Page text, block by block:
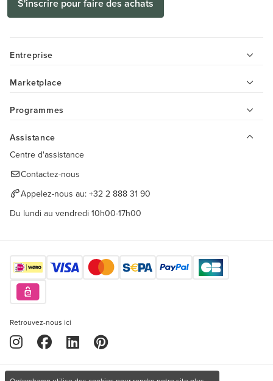
S'inscrire pour faire des achats
Entreprise
Marketplace
Programmes
Assistance
Centre d'assistance
Contactez-nous
Appelez-nous au: +32 2 888 31 90
Du lundi au vendredi 10h00-17h00
Retrouvez-nous ici